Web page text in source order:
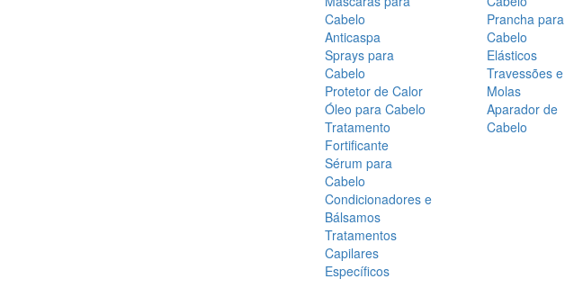
Cabelo
Anticaspa
Sprays para
Cabelo
Protetor de Calor
Óleo para Cabelo
Tratamento
Fortificante
Sérum para
Cabelo
Condicionadores e
Bálsamos
Tratamentos
Capilares
Específicos
Prancha para
Cabelo
Elásticos
Travessões e
Molas
Aparador de
Cabelo